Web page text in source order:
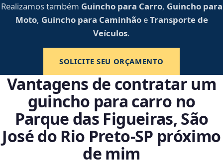
Realizamos também Guincho para Carro, Guincho para
Moto, Guincho para CaminhãoeTransporte de
Veículos.
SOLICITE SEU ORÇAMENTO
Vantagens de contratar um
guincho para carro no
Parque das Figueiras, São
José do Rio Preto‑SP próximo
de mim